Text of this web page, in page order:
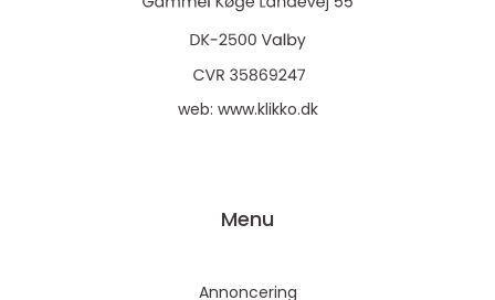
web: www.klikko.dk
Menu
Annoncering